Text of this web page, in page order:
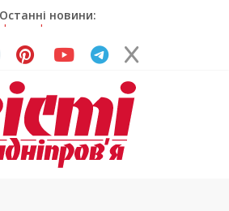
Останні новини:
майстер-клас
із Дніпра визнали найкращими в
аварію на
встановила рекорд
зросла кількість пожеж в